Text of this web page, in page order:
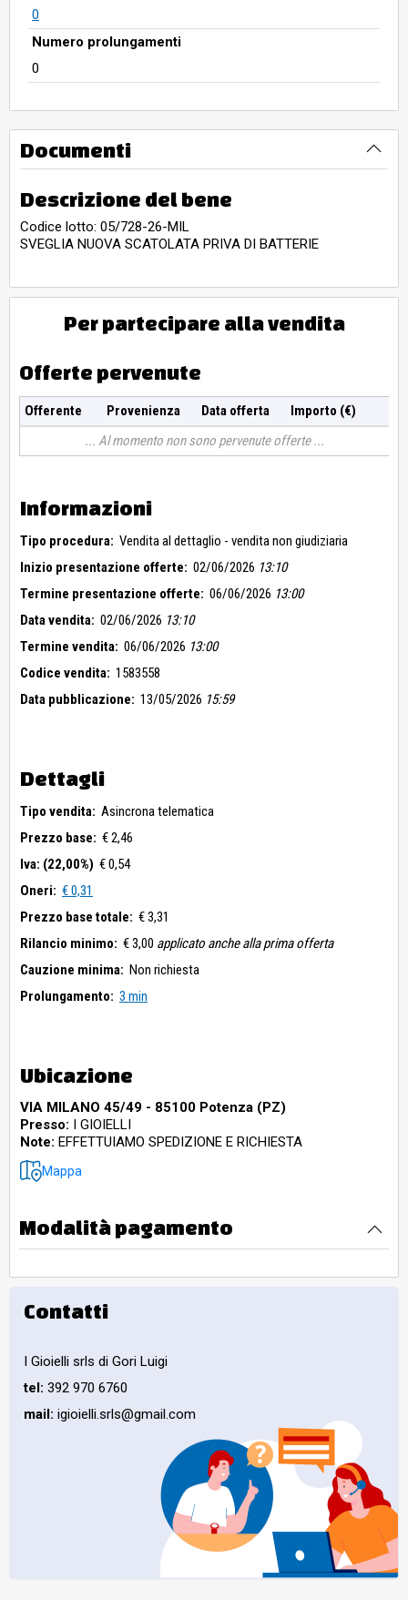
0
Numero prolungamenti
0
Documenti
Descrizione del bene
Codice lotto: 05/728-26-MIL
SVEGLIA NUOVA SCATOLATA PRIVA DI BATTERIE
Per partecipare alla vendita
Offerte pervenute
Offerente Provenienza Data offerta
Importo (€)
Al momento non sono pervenute offerte
Informazioni
Tipo procedura: Vendita al dettaglio - vendita non giudiziaria
Inizio presentazione offerte: 02/06/2026 13:10
Termine presentazione offerte: 06/06/2026 13:00
Data vendita: 02/06/2026 13:10
Termine vendita: 06/06/2026 13:00
Codice vendita: 1583558
Data pubblicazione: 13/05/2026 15:59
Dettagli
Tipo vendita: Asincrona telematica
Prezzo base: € 2,46
Iva: (22,00%) € 0,54
Oneri: € 0,31
Prezzo base totale: € 3,31
Rilancio minimo: € 3,00 applicato anche alla prima offerta
Cauzione minima: Non richiesta
Prolungamento: 3 min
Ubicazione
VIA MILANO 45/49 - 85100 Potenza (PZ)
Presso: I GIOIELLI
Note: EFFETTUIAMO SPEDIZIONE E RICHIESTA
Mappa
Modalità pagamento
Contatti
I Gioielli srls di Gori Luigi
tel: 392 970 6760
mail: igioielli.srls@gmail.com